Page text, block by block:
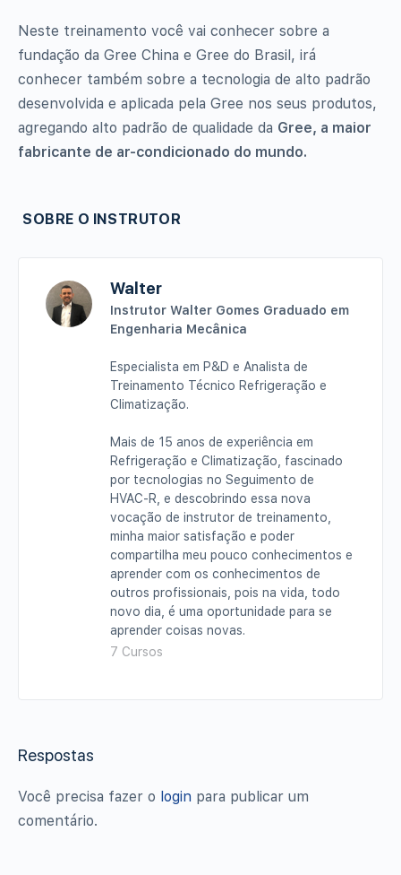
Neste treinamento você vai conhecer sobre a
fundação da Gree China e Gree do Brasil, irá
conhecer também sobre a tecnologia de alto padrão
desenvolvida e aplicada pela Gree nos seus produtos,
agregando alto padrão de qualidade da Gree, a maior
fabricante de ar-condicionado do mundo.
SOBRE O INSTRUTOR
Walter
Instrutor Walter Gomes Graduado em
Engenharia Mecânica
Especialista em P&D e Analista de
Treinamento Técnico Refrigeração e
Climatização.
Mais de 15 anos de experiência em
Refrigeração e Climatização, fascinado
por tecnologias no Seguimento de
HVAC-R, e descobrindo essa nova
vocação de instrutor de treinamento,
minha maior satisfação e poder
compartilha meu pouco conhecimentos e
aprender com os conhecimentos de
outros profissionais, pois na vida, todo
novo dia, é uma oportunidade para se
aprender coisas novas.
7 Cursos
Respostas
Você precisa fazer o login para publicar um
comentário.